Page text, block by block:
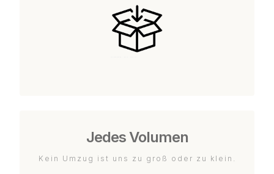
Jedes Volumen
Kein Umzug ist uns zu groß oder zu klein.